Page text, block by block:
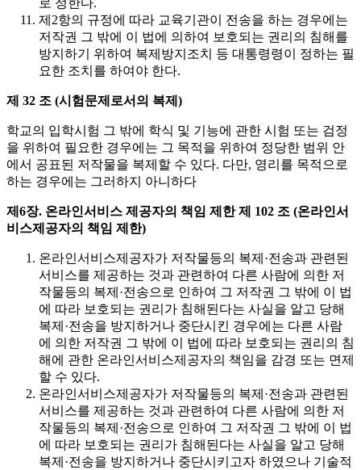
로 정한다.
제2항의 규정에 따라 교육기관이 전송을 하는 경우에는
저작권 그 밖에 이 법에 의하여 보호되는 권리의 침해를
방지하기 위하여 복제방지조치 등 대통령령이 정하는 필
요한 조치를 하여야 한다.
제 32 조 (시험문제로서의 복제)
학교의 입학시험 그 밖에 학식 및 기능에 관한 시험 또는 검정
을 위하여 필요한 경우에는 그 목적을 위하여 정당한 범위 안
에서 공표된 저작물을 복제할 수 있다. 다만, 영리를 목적으로
하는 경우에는 그러하지 아니하다
제6장. 온라인서비스 제공자의 책임 제한 제 102 조 (온라인서
비스제공자의 책임 제한)
온라인서비스제공자가 저작물등의 복제·전송과 관련된
서비스를 제공하는 것과 관련하여 다른 사람에 의한 저
작물등의 복제·전송으로 인하여 그 저작권 그 밖에 이 법
에 따라 보호되는 권리가 침해된다는 사실을 알고 당해
복제·전송을 방지하거나 중단시킨 경우에는 다른 사람
에 의한 저작권 그 밖에 이 법에 따라 보호되는 권리의 침
해에 관한 온라인서비스제공자의 책임을 감경 또는 면제
할 수 있다.
온라인서비스제공자가 저작물등의 복제·전송과 관련된
서비스를 제공하는 것과 관련하여 다른 사람에 의한 저
작물등의 복제·전송으로 인하여 그 저작권 그 밖에 이 법
에 따라 보호되는 권리가 침해된다는 사실을 알고 당해
복제·전송을 방지하거나 중단시키고자 하였으나 기술적